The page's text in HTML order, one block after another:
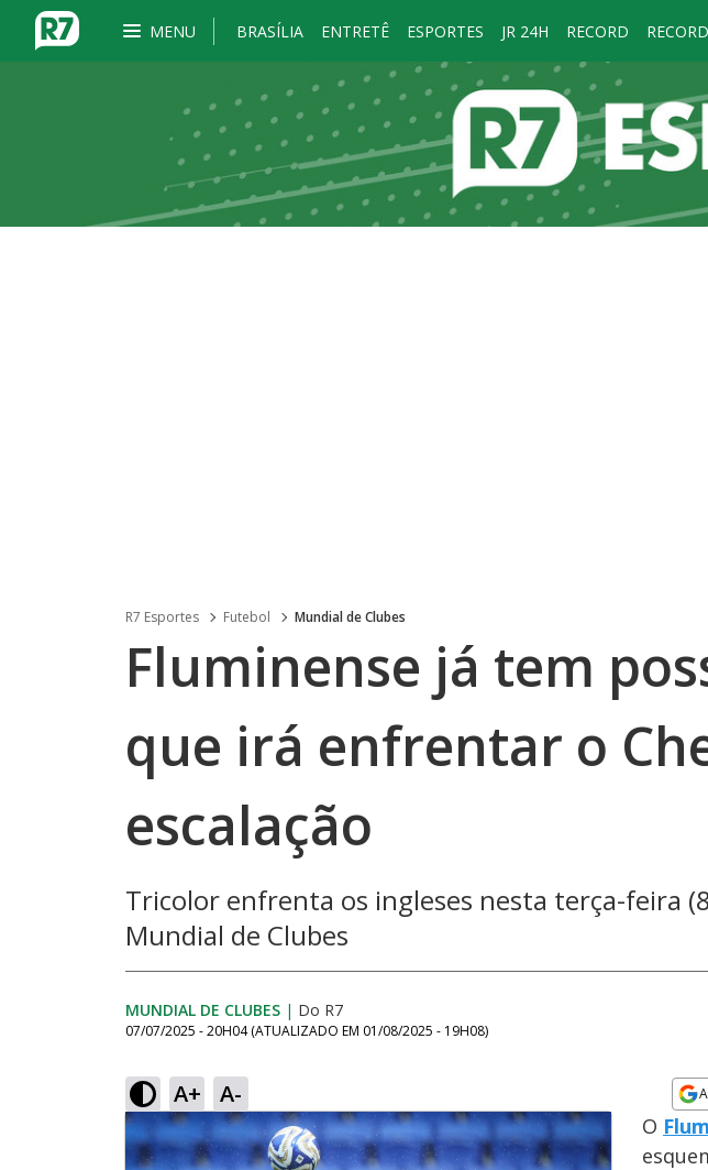
MENU BRASÍLIA ENTRETÊ ESPORTES JR 24H RECORD
R7 Esportes Futebol Mundial de Clubes
Fluminense já tem
que irá enfrentar o
escalação
Tricolor enfrenta os ingleses nesta terça-feira
Mundial de Clubes
MUNDIAL DE CLUBES | Do R7
07/07/2025 - 20H04 (ATUALIZADO EM 01/08/2025 - 19H08)
A+ A-
O